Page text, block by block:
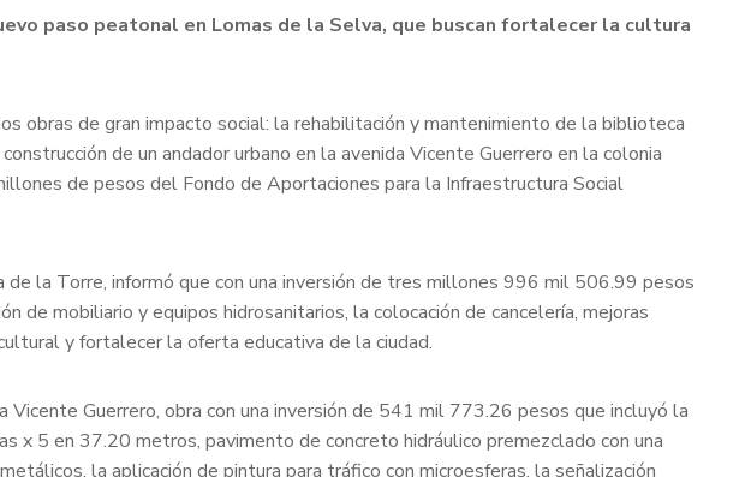
paso peatonal en Lomas de la Selva, que buscan fortalecer la cultura
obras de gran impacto social: la rehabilitación y mantenimiento de la biblioteca
de un andador urbano en la avenida Vicente Guerrero en la colonia
de pesos del Fondo de Aportaciones para la Infraestructura Social
la Torre, informó que con una inversión de tres millones 996 mil 506.99 pesos
mobiliario y equipos hidrosanitarios, la colocación de cancelería, mejoras
y fortalecer la oferta educativa de la ciudad.
Guerrero, obra con una inversión de 541 mil 773.26 pesos que incluyó la
5 en 37.20 metros, pavimento de concreto hidráulico premezclado con una
la aplicación de pintura para tráfico con microesferas, la señalización